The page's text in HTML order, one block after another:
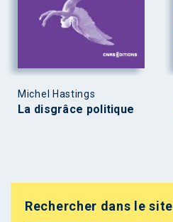
Michel Hastings
La disgrâce politique
Rechercher dans le site